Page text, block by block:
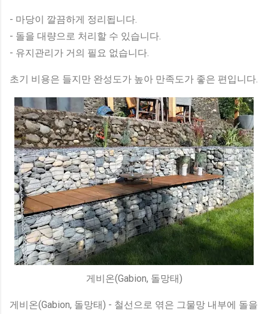
- 마당이 깔끔하게 정리됩니다.
- 돌을 대량으로 처리할 수 있습니다.
- 유지관리가 거의 필요 없습니다.
초기 비용은 들지만 완성도가 높아 만족도가 좋은 편입니다.
게비온(Gabion, 돌망태)
게비온(Gabion, 돌망태) - 철선으로 엮은 그물망 내부에 돌을